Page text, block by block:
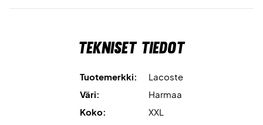
Tekniset tiedot
Tuotemerkki:
Lacoste
Väri:
Harmaa
Koko:
XXL